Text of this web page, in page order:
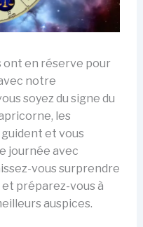
ont en réserve pour
notre
soyez du signe du
les
et vous
journée avec
vous surprendre
préparez-vous à
auspices.